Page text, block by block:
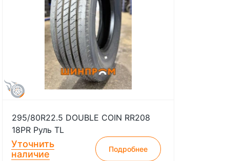
295/80R22.5 DOUBLE COIN RR208
18PR Руль TL
Уточнить
наличие
Подробнее